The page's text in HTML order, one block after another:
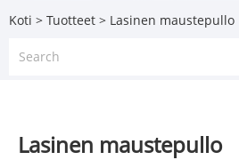
Koti > Tuotteet > Lasinen maustepullo
Lasinen maustepullo